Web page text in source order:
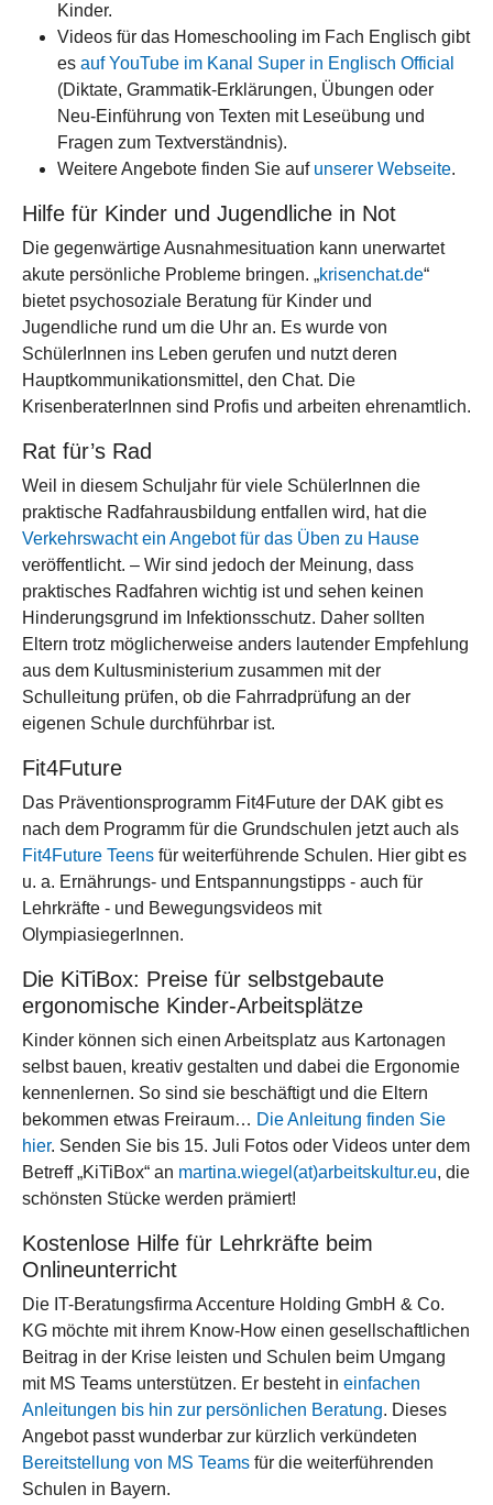
Kinder.
Videos für das Homeschooling im Fach Englisch gibt
es auf YouTube im Kanal Super in Englisch Official
(Diktate, Grammatik-Erklärungen, Übungen oder
Neu-Einführung von Texten mit Leseübung und
Fragen zum Textverständnis).
Weitere Angebote finden Sie auf unserer Webseite.
Hilfe für Kinder und Jugendliche in Not
Die gegenwärtige Ausnahmesituation kann unerwartet
akute persönliche Probleme bringen. „krisenchat.de“
bietet psychosoziale Beratung für Kinder und
Jugendliche rund um die Uhr an. Es wurde von
SchülerInnen ins Leben gerufen und nutzt deren
Hauptkommunikationsmittel, den Chat. Die
KrisenberaterInnen sind Profis und arbeiten ehrenamtlich.
Rat für’s Rad
Weil in diesem Schuljahr für viele SchülerInnen die
praktische Radfahrausbildung entfallen wird, hat die
Verkehrswacht ein Angebot für das Üben zu Hause
veröffentlicht. – Wir sind jedoch der Meinung, dass
praktisches Radfahren wichtig ist und sehen keinen
Hinderungsgrund im Infektionsschutz. Daher sollten
Eltern trotz möglicherweise anders lautender Empfehlung
aus dem Kultusministerium zusammen mit der
Schulleitung prüfen, ob die Fahrradprüfung an der
eigenen Schule durchführbar ist.
Fit4Future
Das Präventionsprogramm Fit4Future der DAK gibt es
nach dem Programm für die Grundschulen jetzt auch als
Fit4Future Teens für weiterführende Schulen. Hier gibt es
u. a. Ernährungs- und Entspannungstipps - auch für
Lehrkräfte - und Bewegungsvideos mit
OlympiasiegerInnen.
Die KiTiBox: Preise für selbstgebaute
ergonomische Kinder-Arbeitsplätze
Kinder können sich einen Arbeitsplatz aus Kartonagen
selbst bauen, kreativ gestalten und dabei die Ergonomie
kennenlernen. So sind sie beschäftigt und die Eltern
bekommen etwas Freiraum… Die Anleitung finden Sie
hier. Senden Sie bis 15. Juli Fotos oder Videos unter dem
Betreff „KiTiBox“ an martina.wiegel(at)arbeitskultur.eu, die
schönsten Stücke werden prämiert!
Kostenlose Hilfe für Lehrkräfte beim
Onlineunterricht
Die IT-Beratungsfirma Accenture Holding GmbH & Co.
KG möchte mit ihrem Know-How einen gesellschaftlichen
Beitrag in der Krise leisten und Schulen beim Umgang
mit MS Teams unterstützen. Er besteht in einfachen
Anleitungen bis hin zur persönlichen Beratung. Dieses
Angebot passt wunderbar zur kürzlich verkündeten
Bereitstellung von MS Teams für die weiterführenden
Schulen in Bayern.